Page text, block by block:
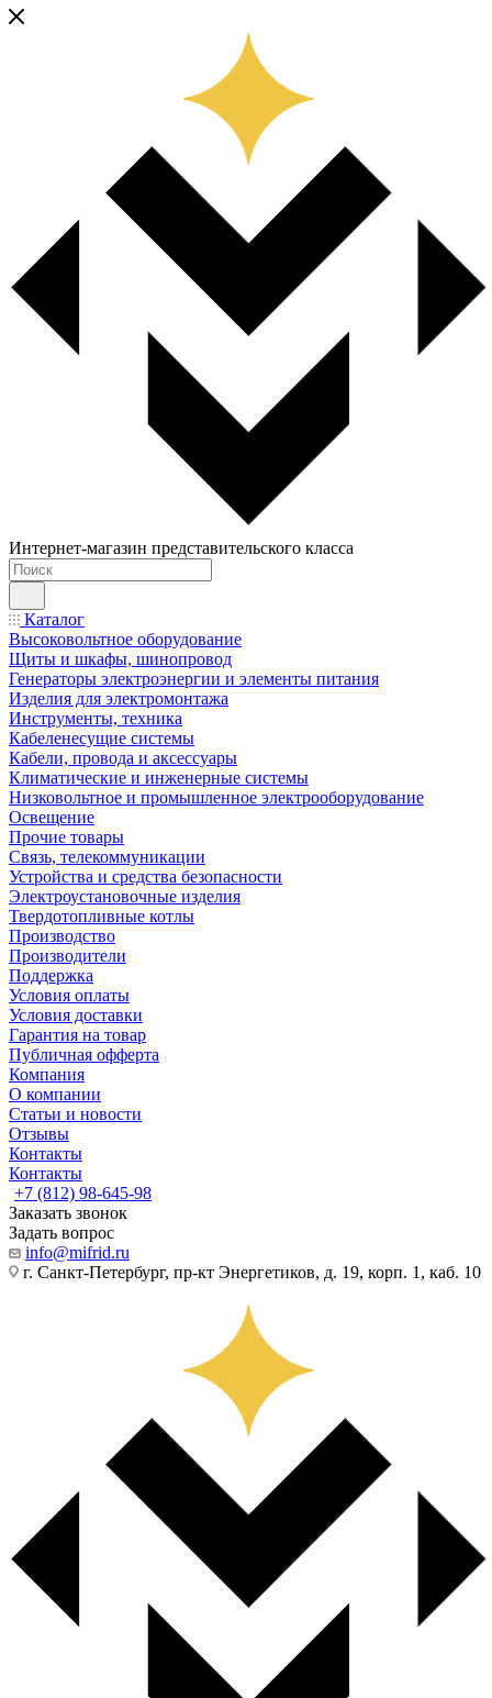
Интернет-магазин представительского класса
Каталог
Высоковольтное оборудование
Щиты и шкафы, шинопровод
Генераторы электроэнергии и элементы питания
Изделия для электромонтажа
Инструменты, техника
Кабеленесущие системы
Кабели, провода и аксессуары
Климатические и инженерные системы
Низковольтное и промышленное электрооборудование
Освещение
Прочие товары
Связь, телекоммуникации
Устройства и средства безопасности
Электроустановочные изделия
Твердотопливные котлы
Производство
Производители
Поддержка
Условия оплаты
Условия доставки
Гарантия на товар
Публичная офферта
Компания
О компании
Статьи и новости
Отзывы
Контакты
Контакты
+7 (812) 98-645-98
Заказать звонок
Задать вопрос
info@mifrid.ru
г. Санкт-Петербург, пр-кт Энергетиков, д. 19, корп. 1, каб. 10